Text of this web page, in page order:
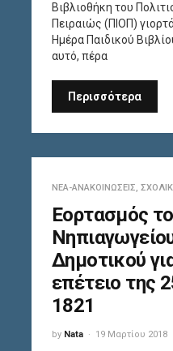
Βιβλιοθήκη του
Πειραιώς (ΠΙΟΠ)
Ημέρα Παιδικού
αυτό, πέρα
Περισσότερα
ΝΈΑ-ΑΝΑΚΟΙΝΏΣΕΙΣ,
Eoρτασμός
Δημοτικού
επέτειο της
1821
by Nata 19 Μαρτίου 2018